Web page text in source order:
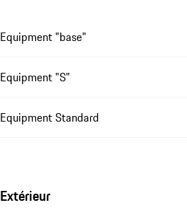
Equipment "base"
Equipment "S"
Equipment Standard
Extérieur